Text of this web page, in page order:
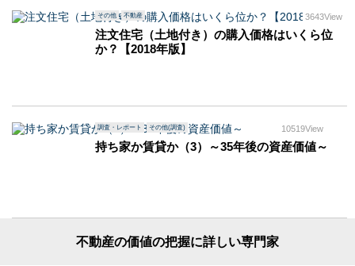
その他 不動産 3643View
注文住宅（土地付き）の購入価格はいくら位
か？【2018年版】
調査・レポート その他(調査) 10519View
持ち家か賃貸か（3）～35年後の資産価値～
不動産の価値の把握に詳しい専門家